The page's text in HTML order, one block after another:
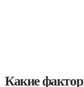
Какие